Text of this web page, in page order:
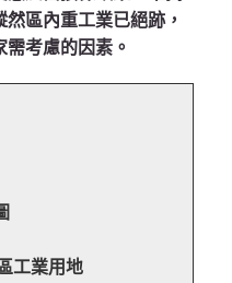
區內重工業已絕跡，
考慮的因素。
工業用地